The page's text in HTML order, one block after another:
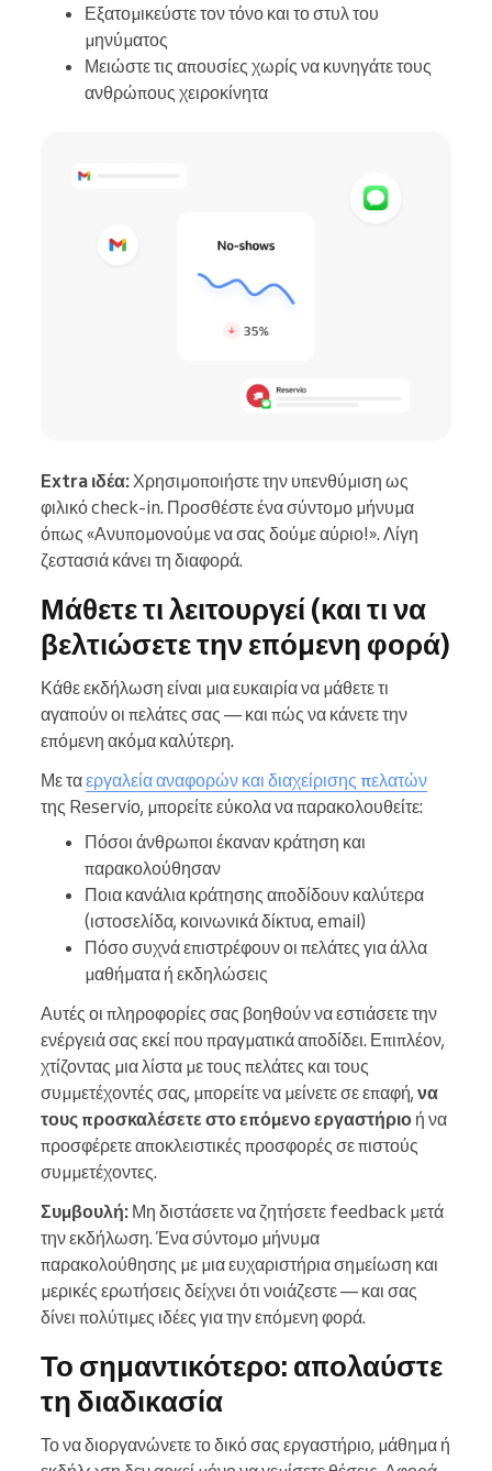
Εξατομικεύστε τον τόνο και το στυλ του
μηνύματος
Μειώστε τις απουσίες χωρίς να κυνηγάτε τους
ανθρώπους χειροκίνητα
Extra ιδέα: Χρησιμοποιήστε την υπενθύμιση ως
φιλικό check-in. Προσθέστε ένα σύντομο μήνυμα
όπως «Ανυπομονούμε να σας δούμε αύριο!». Λίγη
ζεστασιά κάνει τη διαφορά.
Μάθετε τι λειτουργεί (και τι να
βελτιώσετε την επόμενη φορά)
Κάθε εκδήλωση είναι μια ευκαιρία να μάθετε τι
αγαπούν οι πελάτες σας — και πώς να κάνετε την
επόμενη ακόμα καλύτερη.
Με ταεργαλεία αναφορών και διαχείρισης πελατών
της Reservio, μπορείτε εύκολα να παρακολουθείτε:
Πόσοι άνθρωποι έκαναν κράτηση και
παρακολούθησαν
Ποια κανάλια κράτησης αποδίδουν καλύτερα
(ιστοσελίδα, κοινωνικά δίκτυα, email)
Πόσο συχνά επιστρέφουν οι πελάτες για άλλα
μαθήματα ή εκδηλώσεις
Αυτές οι πληροφορίες σας βοηθούν να εστιάσετε την
ενέργειά σας εκεί που πραγματικά αποδίδει. Επιπλέον,
χτίζοντας μια λίστα με τους πελάτες και τους
συμμετέχοντές σας, μπορείτε να μείνετε σε επαφή, να
τους προσκαλέσετε στο επόμενο εργαστήριο ή να
προσφέρετε αποκλειστικές προσφορές σε πιστούς
συμμετέχοντες.
Συμβουλή: Μη διστάσετε να ζητήσετε feedback μετά
την εκδήλωση. Ένα σύντομο μήνυμα
παρακολούθησης με μια ευχαριστήρια σημείωση και
μερικές ερωτήσεις δείχνει ότι νοιάζεστε — και σας
δίνει πολύτιμες ιδέες για την επόμενη φορά.
Το σημαντικότερο: απολαύστε
τη διαδικασία
Το να διοργανώνετε το δικό σας εργαστήριο, μάθημα ή